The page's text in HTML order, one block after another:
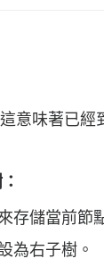
這意味著已
存儲當前節
為右子樹。